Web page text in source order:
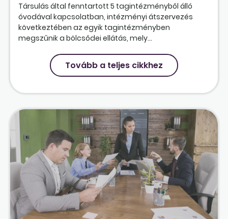
Társulás által fenntartott 5 tagintézményből álló
óvodával kapcsolatban, intézményi átszervezés
következtében az egyik tagintézményben
megszűnik a bölcsődei ellátás, mely...
Tovább a teljes cikkhez